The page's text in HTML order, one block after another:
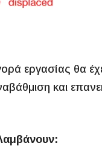
εργασίας θα
και